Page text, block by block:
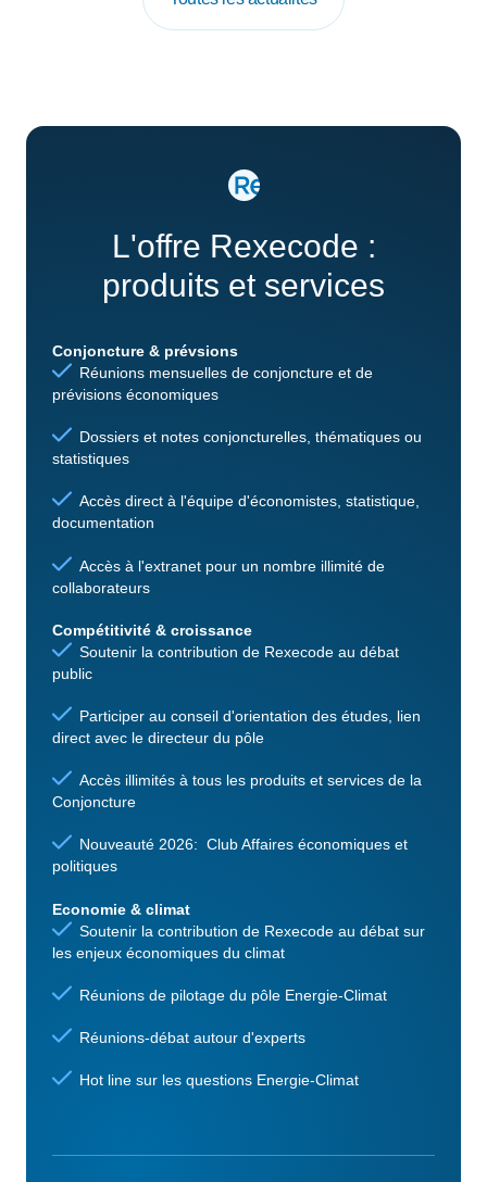
L'offre Rexecode :
produits et services
Conjoncture & prévsions
Réunions mensuelles de conjoncture et de
prévisions économiques
Dossiers et notes conjoncturelles, thématiques ou
statistiques
Accès direct à l'équipe d'économistes, statistique,
documentation
Accès à l'extranet pour un nombre illimité de
collaborateurs
Compétitivité & croissance
Soutenir la contribution de Rexecode au débat
public
Participer au conseil d'orientation des études, lien
direct avec le directeur du pôle
Accès illimités à tous les produits et services de la
Conjoncture
Nouveauté 2026: Club Affaires économiques et
politiques
Economie & climat
Soutenir la contribution de Rexecode au débat sur
les enjeux économiques du climat
Réunions de pilotage du pôle Energie-Climat
Réunions-débat autour d'experts
Hot line sur les questions Energie-Climat